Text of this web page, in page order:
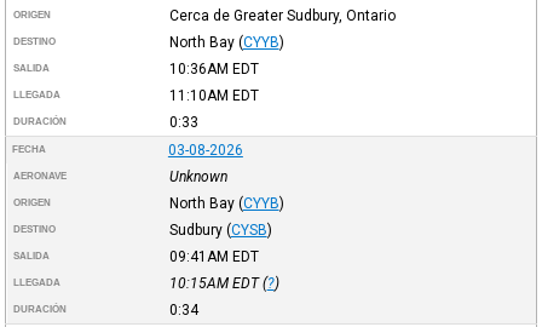
ORIGEN Cerca de Greater Sudbury, Ontario
DESTINO North Bay (CYYB)
SALIDA 10:36AM EDT
LLEGADA 11:10AM EDT
DURACIÓN 0:33
FECHA 03-08-2026
AERONAVE Unknown
ORIGEN North Bay (CYYB)
DESTINO Sudbury (CYSB)
SALIDA 09:41AM EDT
LLEGADA 10:15AM EDT(?)
DURACIÓN 0:34